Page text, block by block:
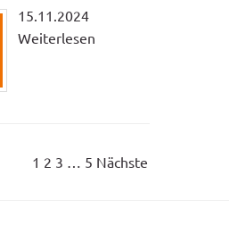
15.11.2024
Weiterlesen
1 2 3 5 Nächste